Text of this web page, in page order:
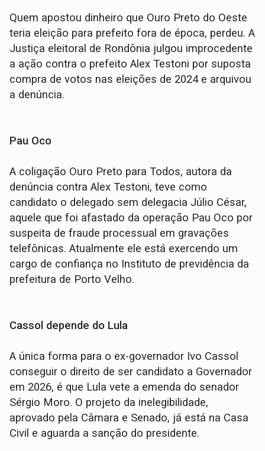
Quem apostou dinheiro que Ouro Preto do Oeste
teria eleição para prefeito fora de época, perdeu. A
Justiça eleitoral de Rondônia julgou improcedente
a ação contra o prefeito Alex Testoni por suposta
compra de votos nas eleições de 2024 e arquivou
a denúncia.
Pau Oco
A coligação Ouro Preto para Todos, autora da
denúncia contra Alex Testoni, teve como
candidato o delegado sem delegacia Júlio César,
aquele que foi afastado da operação Pau Oco por
suspeita de fraude processual em gravações
telefônicas. Atualmente ele está exercendo um
cargo de confiança no Instituto de previdência da
prefeitura de Porto Velho.
Cassol depende do Lula
A única forma para o ex-governador Ivo Cassol
conseguir o direito de ser candidato a Governador
em 2026, é que Lula vete a emenda do senador
Sérgio Moro. O projeto da inelegibilidade,
aprovado pela Câmara e Senado, já está na Casa
Civil e aguarda a sanção do presidente.